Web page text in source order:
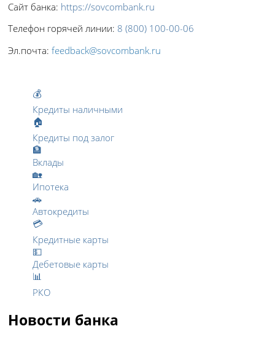
Сайт банка: https://sovcombank.ru
Телефон горячей линии: 8 (800) 100-00-06
Эл.почта:feedback@sovcombank.ru
💰
Кредиты наличными
🏠
Кредиты под залог
🏦
Вклады
🏡
Ипотека
🚗
Автокредиты
💳
Кредитные карты
💵
Дебетовые карты
📊
РКО
Новости банка